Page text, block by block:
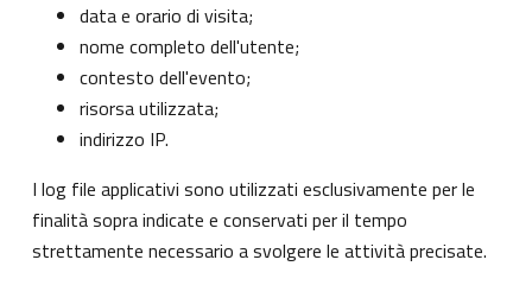
data e orario di visita;
nome completo dell'utente;
contesto dell'evento;
risorsa utilizzata;
indirizzo IP.
I log file applicativi sono utilizzati esclusivamente per le
finalità sopra indicate e conservati per il tempo
strettamente necessario a svolgere le attività precisate.